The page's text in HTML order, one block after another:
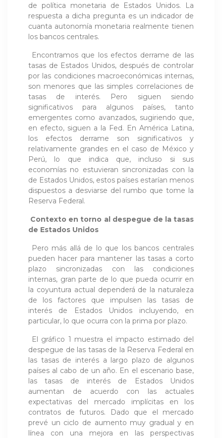
de política monetaria de Estados Unidos. La
respuesta a dicha pregunta es un indicador de
cuanta autonomía monetaria realmente tienen
los bancos centrales.
Encontramos que los efectos derrame de las
tasas de Estados Unidos, después de controlar
por las condiciones macroeconómicas internas,
son menores que las simples correlaciones de
tasas de interés. Pero siguen siendo
significativos para algunos países, tanto
emergentes como avanzados, sugiriendo que,
en efecto, siguen a la Fed. En América Latina,
los efectos derrame son significativos y
relativamente grandes en el caso de México y
Perú, lo que indica que, incluso si sus
economías no estuvieran sincronizadas con la
de Estados Unidos, estos países estarían menos
dispuestos a desviarse del rumbo que tome la
Reserva Federal.
Contexto en torno al despegue de la tasas
de Estados Unidos
Pero más allá de lo que los bancos centrales
pueden hacer para mantener las tasas a corto
plazo sincronizadas con las condiciones
internas, gran parte de lo que pueda ocurrir en
la coyuntura actual dependerá de la naturaleza
de los factores que impulsen las tasas de
interés de Estados Unidos incluyendo, en
particular, lo que ocurra con la prima por plazo.
El gráfico 1 muestra el impacto estimado del
despegue de las tasas de la Reserva Federal en
las tasas de interés a largo plazo de algunos
países al cabo de un año. En el escenario base,
las tasas de interés de Estados Unidos
aumentan de acuerdo con las actuales
expectativas del mercado implícitas en los
contratos de futuros. Dado que el mercado
prevé un ciclo de aumento muy gradual y en
línea con una mejora en las perspectivas